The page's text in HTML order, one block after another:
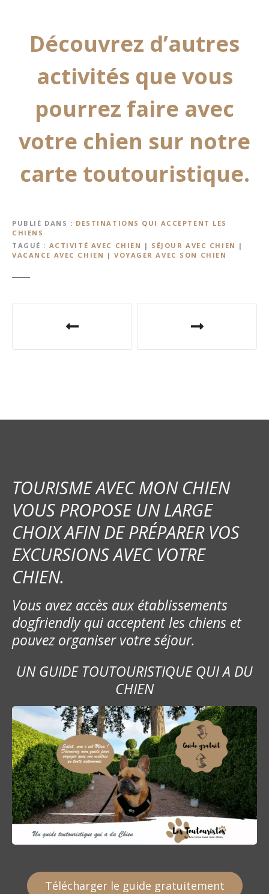
Découvrez d’autres
activités que vous
pourrez faire avec
votre chien sur notre
carte toutouristique.
PUBLIÉ DANS
DESTINATIONS QUI ACCEPTENT LES
CHIENS
TAGUÉ
ACTIVITÉ AVEC CHIEN | SÉJOUR AVEC CHIEN |
VACANCE AVEC CHIEN | VOYAGER AVEC SON CHIEN
i
o
n
d
e
l
’
a
r
t
i
c
l
e
TOURISME AVEC MON CHIEN
VOUS PROPOSE UN LARGE
CHOIX AFIN DE PRÉPARER VOS
EXCURSIONS AVEC VOTRE
CHIEN.
Vous avez accès aux établissements
dogfriendly qui acceptent les chiens et
pouvez organiser votre séjour.
UN GUIDE TOUTOURISTIQUE QUI A DU
CHIEN
Télécharger le guide gratuitement